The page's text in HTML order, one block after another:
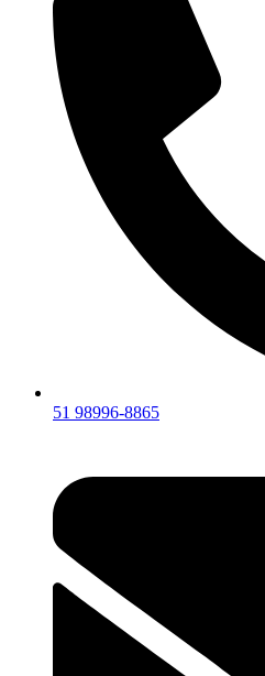
51 98996-8865